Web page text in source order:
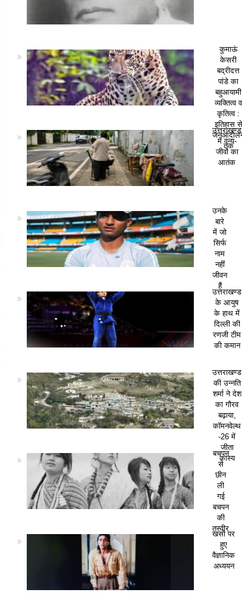
कुमाऊं
केसरी
बद्रीदत्त
पांडे का
बहुआयामी
व्यक्तित्व व
कृतित्व :
इतिहास से
तक
उत्तराखण्ड
में वन्य-
जीवों का
आतंक
उनके
बारे
में जो
सिर्फ
नाम
नहीं
जीवन
हैं
उत्तराखण्ड
के आयुष
के हाथ में
दिल्ली की
रणजी टीम
की कमान
उत्तराखण्ड
की उन्नति
शर्मा ने देश
का गौरव
बढ़ाया,
कॉमनवेल्थ
-26 में
जीता
कांस्य
बचपन
से
छीन
ली
गई
बचपन
की
तस्वीर
खसों पर
हुए
वैज्ञानिक
अध्ययन